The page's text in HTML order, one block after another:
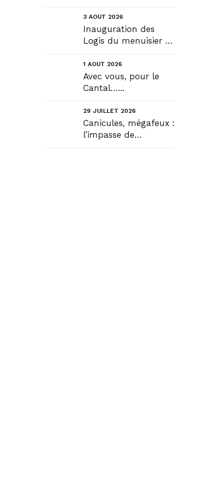
solution....
3 AOÛT 2026
Inauguration des
Logis du menuisier à
1 AOÛT 2026
Avec vous, pour le
Cantal…...
29 JUILLET 2026
Canicules, mégafeux :
l’impasse de